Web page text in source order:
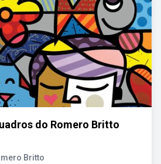
do Romero Britto
Britto